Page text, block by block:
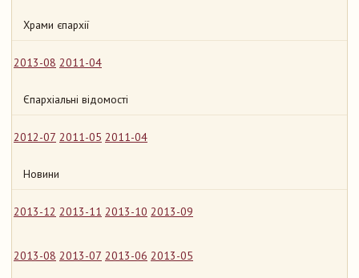
Храми єпархії
2013-08 2011-04
Єпархіальні відомості
2012-07 2011-05 2011-04
Новини
2013-12 2013-11 2013-10 2013-09
2013-08 2013-07 2013-06 2013-05